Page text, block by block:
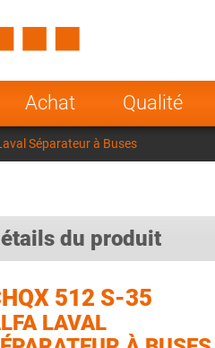
Achat Qualité
Poland
Séparateur à Buses
du produit
512 S-35
LAVAL